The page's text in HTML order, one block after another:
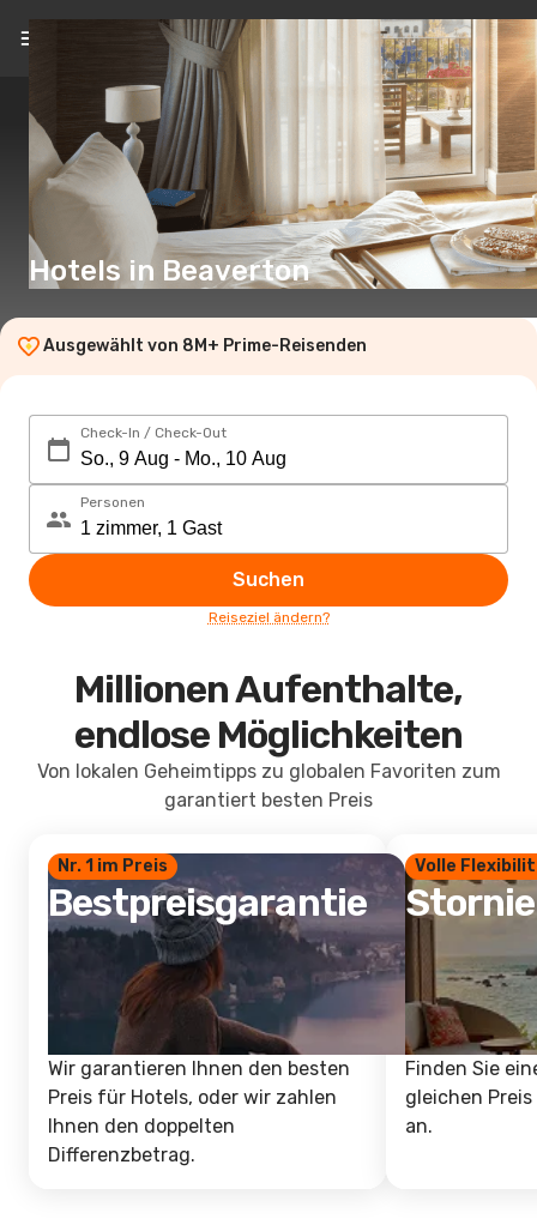
DE(€)
Hotels in Beaverton
Ausgewählt von 8M+ Prime-Reisenden
Check-In / Check-Out
Personen
Suchen
Reiseziel ändern?
Millionen Aufenthalte,
endlose Möglichkeiten
Von lokalen Geheimtipps zu globalen Favoriten zum
garantiert besten Preis
Nr. 1 im Preis
Bestpreisgarantie
Wir garantieren Ihnen den besten
Preis für Hotels, oder wir zahlen
Ihnen den doppelten
Differenzbetrag.
Volle
Finden Sie
gleichen
an.